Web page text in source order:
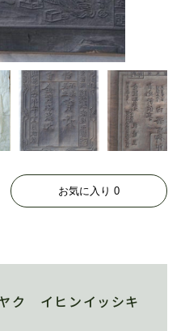
ク イヒンイッシキ
お気に入り 0